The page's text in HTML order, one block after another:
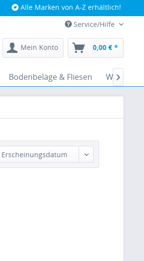
Alle Marken von A-Z erhältlich!
Service/Hilfe
Mein Konto 0,00 € *
Bodenbeläge & Fliesen 